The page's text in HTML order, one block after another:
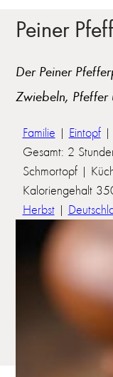
Peiner
Der Peiner
Zwiebeln, Pfeffer
Familie | Eintopf|
Gesamt: 2
Schmortopf |
Kaloriengehalt
Herbst|